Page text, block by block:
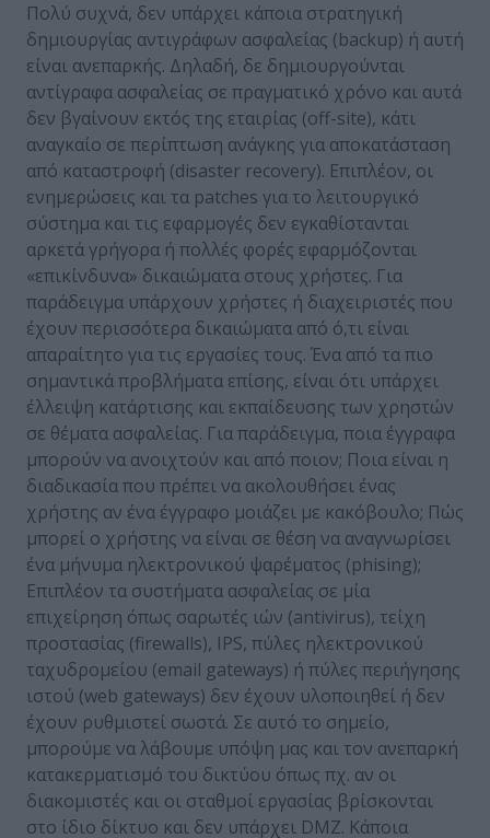
Πολύ συχνά, δεν υπάρχει κάποια στρατηγική
δημιουργίας αντιγράφων ασφαλείας (backup) ή αυτή
είναι ανεπαρκής. Δηλαδή, δε δημιουργούνται
αντίγραφα ασφαλείας σε πραγματικό χρόνο και αυτά
δεν βγαίνουν εκτός της εταιρίας (off-site), κάτι
αναγκαίο σε περίπτωση ανάγκης για αποκατάσταση
από καταστροφή (disaster recovery). Επιπλέον, οι
ενημερώσεις και τα patches για το λειτουργικό
σύστημα και τις εφαρμογές δεν εγκαθίστανται
αρκετά γρήγορα ή πολλές φορές εφαρμόζονται
«επικίνδυνα» δικαιώματα στους χρήστες. Για
παράδειγμα υπάρχουν χρήστες ή διαχειριστές που
έχουν περισσότερα δικαιώματα από ό,τι είναι
απαραίτητο για τις εργασίες τους. Ένα από τα πιο
σημαντικά προβλήματα επίσης, είναι ότι υπάρχει
έλλειψη κατάρτισης και εκπαίδευσης των χρηστών
σε θέματα ασφαλείας. Για παράδειγμα, ποια έγγραφα
μπορούν να ανοιχτούν και από ποιον; Ποια είναι η
διαδικασία που πρέπει να ακολουθήσει ένας
χρήστης αν ένα έγγραφο μοιάζει με κακόβουλο; Πώς
μπορεί ο χρήστης να είναι σε θέση να αναγνωρίσει
ένα μήνυμα ηλεκτρονικού ψαρέματος (phising);
Επιπλέον τα συστήματα ασφαλείας σε μία
επιχείρηση όπως σαρωτές ιών (antivirus), τείχη
προστασίας (firewalls), IPS, πύλες ηλεκτρονικού
ταχυδρομείου (email gateways) ή πύλες περιήγησης
ιστού (web gateways) δεν έχουν υλοποιηθεί ή δεν
έχουν ρυθμιστεί σωστά. Σε αυτό το σημείο,
μπορούμε να λάβουμε υπόψη μας και τον ανεπαρκή
κατακερματισμό του δικτύου όπως πχ. αν οι
διακομιστές και οι σταθμοί εργασίας βρίσκονται
στο ίδιο δίκτυο και δεν υπάρχει DMZ. Κάποια